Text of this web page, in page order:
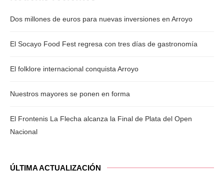
Dos millones de euros para nuevas inversiones en Arroyo
El Socayo Food Fest regresa con tres días de gastronomía
El folklore internacional conquista Arroyo
Nuestros mayores se ponen en forma
El Frontenis La Flecha alcanza la Final de Plata del Open
Nacional
ÚLTIMA ACTUALIZACIÓN